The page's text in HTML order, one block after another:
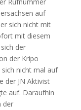
auf
sich nicht mit
mit diesem
der
der Kripo
nicht mal auf
der JN Aktivist
auf. Daraufhin
der